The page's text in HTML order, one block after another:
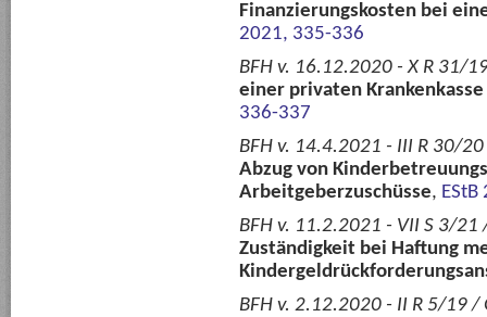
Finanzierungskosten bei
2021, 335-336
BFH v. 16.12.2020 - X R 31/
einer privaten
336-337
BFH v. 14.4.2021 - III R 30/
Abzug von
Arbeitgeberzuschüsse,
BFH v. 11.2.2021 - VII S 3/
Zuständigkeit bei Haftung
BFH v. 2.12.2020 - II R 5/19